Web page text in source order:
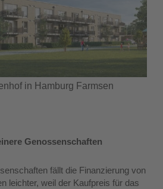
in Hamburg Farmsen
Genossenschaften
fällt die Finanzierung von
leichter, weil der Kaufpreis für das